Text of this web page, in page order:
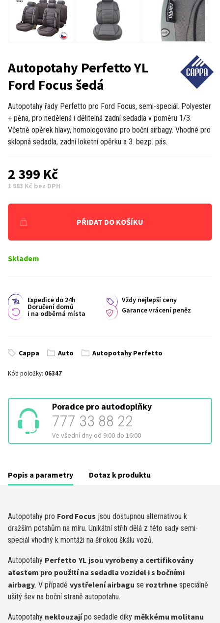
Autopotahy Perfetto YL
Ford Focus šedá
Autopotahy řady Perfetto pro Ford Focus, semi-speciál. Polyester
+ pěna, pro nedělená i dělitelná zadní sedadla v poměru 1/3.
Včetně opěrek hlavy, homologováno pro boční airbagy. Vhodné pro
sklopná sedadla, zadní loketní opěrku a 3. bezp. pás.
2 399 Kč
1 983 Kč bez DPH
PŘIDAT DO KOŠÍKU
Skladem
Expedice do 24h Vždy nejlepší ceny
Doručení domů
i na odběrná místa Garance vrácení peněz
Cappa Auto Autopotahy Perfetto
Kód položky: 06347
Poradce pro autodoplňky
777 33 88 22
Ve všední dny od 9:00 do 16:00
Popis a parametry Dotaz k produktu
Autopotahy pro Ford Focus jsou dostupnou alternativou k
dražším potahům na míru. Unikátní střih dělá z této sady semi-
speciál vhodný k montáži na širokou škálu vozů.
Autopotahy Perfetto YL jsou vyrobeny a certifikovány
atestem pro použití na sedadla vozidel i s bočními
airbagy. V případě vystřelení airbagu se roztrhne speciálně
ušitý šev na boční straně autopotahu.
Autopotahy neklouzajípo sedadle díky měkkému molitanu